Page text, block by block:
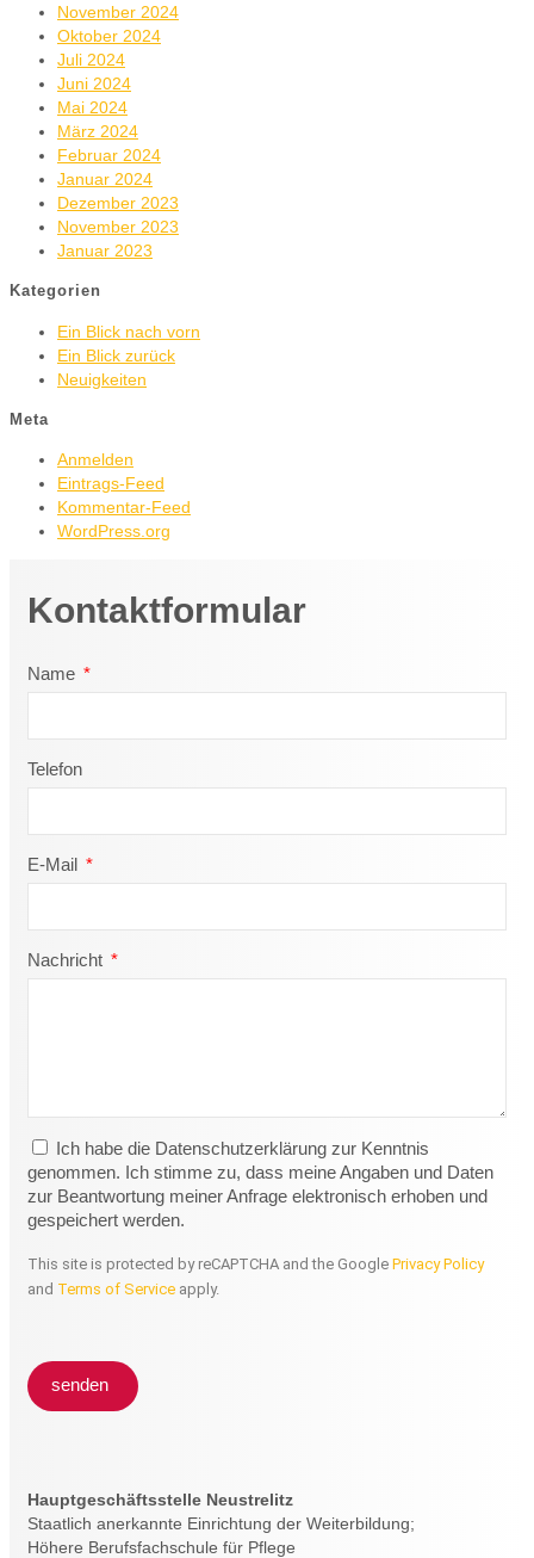
November 2024
Oktober 2024
Juli 2024
Juni 2024
Mai 2024
März 2024
Februar 2024
Januar 2024
Dezember 2023
November 2023
Januar 2023
Kategorien
Ein Blick nach vorn
Ein Blick zurück
Neuigkeiten
Meta
Anmelden
Eintrags-Feed
Kommentar-Feed
WordPress.org
Kontaktformular
Name
Telefon
E-Mail
Nachricht
Ich habe die Datenschutzerklärung zur Kenntnis
genommen. Ich stimme zu, dass meine Angaben und Daten
zur Beantwortung meiner Anfrage elektronisch erhoben und
gespeichert werden.
This site is protected by reCAPTCHA and the Google Privacy Policy
and Terms of Service apply.
senden
Hauptgeschäftsstelle Neustrelitz
Staatlich anerkannte Einrichtung der Weiterbildung;
Höhere Berufsfachschule für Pflege